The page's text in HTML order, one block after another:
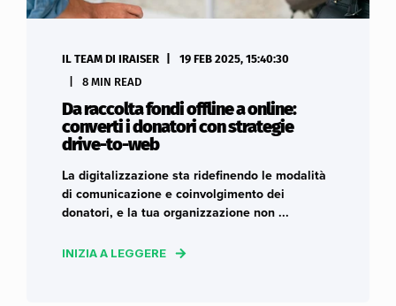
IL TEAM DI IRAISER
19 FEB 2025, 15:40:30
8 MIN READ
Da raccolta fondi offline a online:
converti i donatori con strategie
drive-to-web
La digitalizzazione sta ridefinendo le modalità
di comunicazione e coinvolgimento dei
donatori, e la tua organizzazione non ...
INIZIA A LEGGERE